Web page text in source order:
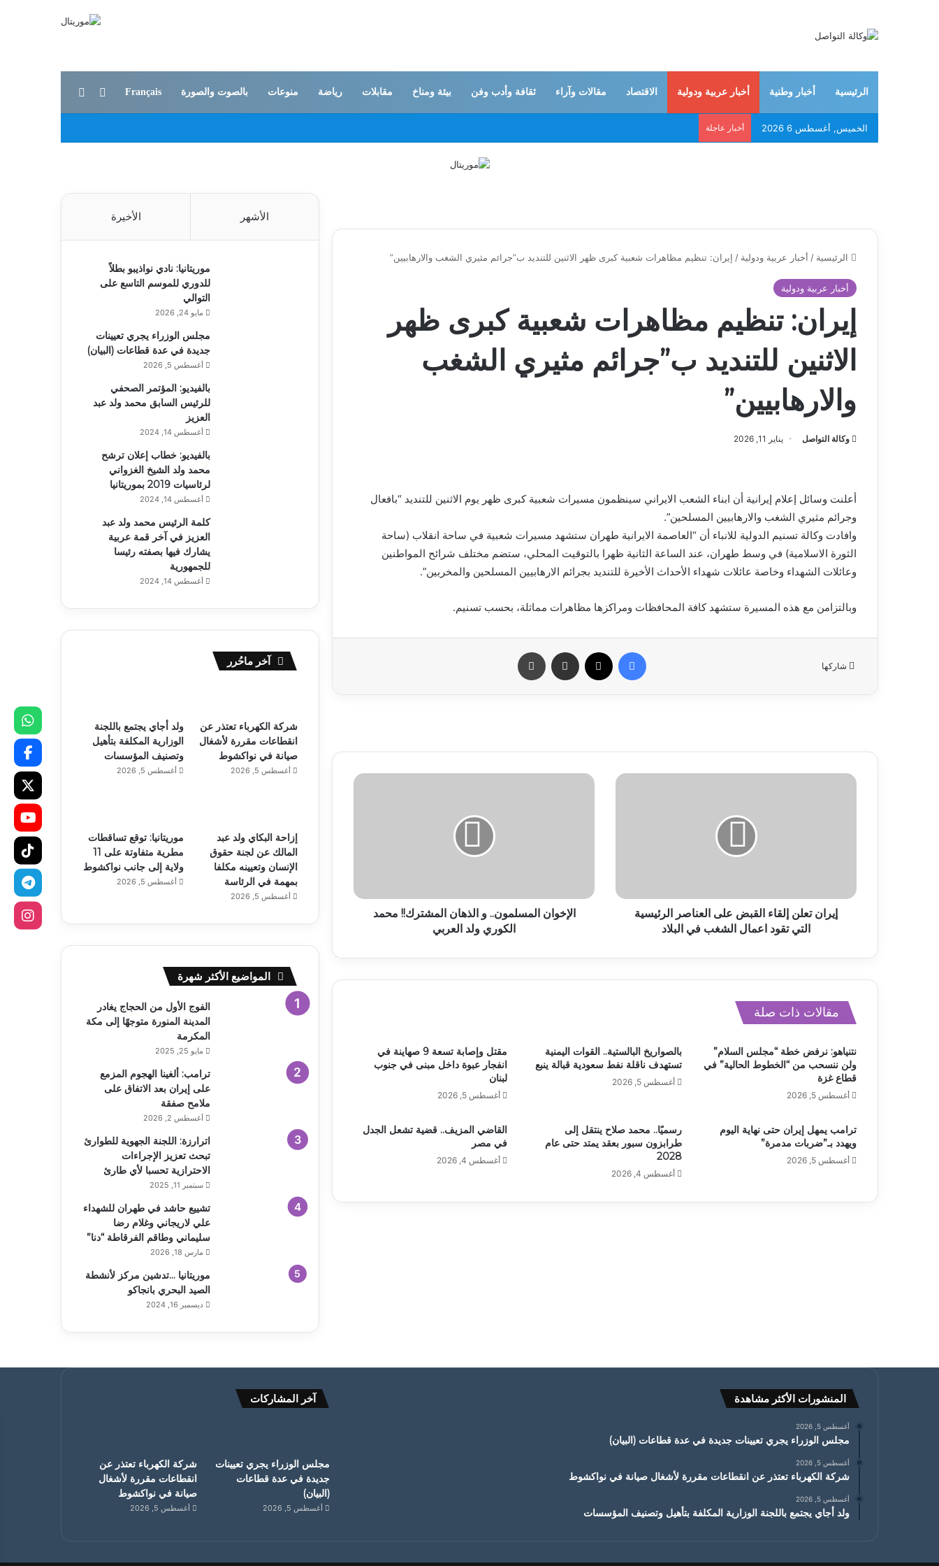
الرئيسية أخبار وطنية أخبار عربية ودولية الاقتصاد مقالات وآراء ثقافة وأدب وفن بيئة ومناخ مقابلات رياضة منوعات بالصوت والصورة Français الوضع المظلم
الخميس, أغسطس 6 2026 أخبار عاجلة
الرئيسية / أخبار عربية ودولية / إيران: تنظيم مظاهرات شعبية كبرى ظهر الاثنين للتنديد ب”جرائم مثيري الشغب والارهابيين”
أخبار عربية ودولية
إيران: تنظيم مظاهرات شعبية كبرى ظهر
الاثنين للتنديد ب”جرائم مثيري الشغب
والارهابيين”
وكالة التواصل يناير 11, 2026
أعلنت وسائل إعلام إيرانية أن ابناء الشعب الايراني سينظمون مسيرات شعبية كبرى ظهر يوم الاثنين للتنديد “بافعال
وجرائم مثيري الشغب والارهابيين المسلحين”.
وافادت وكالة تسنيم الدولية للانباء أن “العاصمة الايرانية طهران ستشهد مسيرات شعبية في ساحة انقلاب (ساحة
الثورة الاسلامية) في وسط طهران، عند الساعة الثانية ظهرا بالتوقيت المحلي، ستضم مختلف شرائح المواطنين
وعائلات الشهداء وخاصة عائلات شهداء الأحداث الأخيرة للتنديد بجرائم الارهابيين المسلحين والمخربين”.
وبالتزامن مع هذه المسيرة ستشهد كافة المحافظات ومراكزها مظاهرات مماثلة، بحسب تسنيم.
شاركها
فيسبوك مشاركة عبر البريد
إيران تعلن إلقاء القبض على العناصر الرئيسية
التي تقود اعمال الشغب في البلاد
الإخوان المسلمون.. و الذهان المشترك!! محمد
الكوري ولد العربي
مقالات ذات صلة
نتنياهو: نرفض خطة “مجلس السلام”
ولن ننسحب من “الخطوط الحالية” في
قطاع غزة
أغسطس 5, 2026
بالصواريخ البالستية.. القوات اليمنية
تستهدف ناقلة نفط سعودية قبالة ينبع
أغسطس 5, 2026
مقتل وإصابة تسعة 9 صهاينة في
انفجار عبوة داخل مبنى في جنوب
لبنان
أغسطس 5, 2026
ترامب يمهل إيران حتى نهاية اليوم
ويهدد بـ”ضربات مدمرة”
أغسطس 5, 2026
رسميًا.. محمد صلاح ينتقل إلى
طرابزون سبور بعقد يمتد حتى عام
2028
أغسطس 4, 2026
القاضي المزيف.. قضية تشعل الجدل
في مصر
أغسطس 4, 2026
الأشهر الأخيرة
موريتانيا: نادي نواذيبو بطلاً
للدوري للموسم التاسع على
التوالي
مايو 24, 2026
مجلس الوزراء يجري تعيينات
جديدة في عدة قطاعات (البيان)
أغسطس 5, 2026
بالفيديو: المؤتمر الصحفي
للرئيس السابق محمد ولد عبد
العزيز
أغسطس 14, 2024
بالفيديو: خطاب إعلان ترشح
محمد ولد الشيخ الغزواني
لرئاسيات 2019 بموريتانيا
أغسطس 14, 2024
كلمة الرئيس محمد ولد عبد
العزيز في آخر قمة عربية
يشارك فيها بصفته رئيسا
للجمهورية
أغسطس 14, 2024
آخر ماحُرر
شركة الكهرباء تعتذر عن
انقطاعات مقررة لأشغال
صيانة في نواكشوط
أغسطس 5, 2026
ولد أجاي يجتمع باللجنة
الوزارية المكلفة بتأهيل
وتصنيف المؤسسات
أغسطس 5, 2026
إزاحة البكاي ولد عبد
المالك عن لجنة حقوق
الإنسان وتعيينه مكلفا
بمهمة في الرئاسة
أغسطس 5, 2026
موريتانيا: توقع تساقطات
مطرية متفاوتة على 11
ولاية إلى جانب نواكشوط
أغسطس 5, 2026
المواضيع الأكثر شهرة
الفوج الأول من الحجاج يغادر
المدينة المنورة متوجهًا إلى مكة
المكرمة
مايو 25, 2025
ترامب: ألغينا الهجوم المزمع
على إيران بعد الاتفاق على
ملامح صفقة
أغسطس 2, 2026
اترارزة: اللجنة الجهوية للطوارئ
تبحث تعزيز الإجراءات
الاحترازية تحسبا لأي طارئ
سبتمبر 11, 2025
تشييع حاشد في طهران للشهداء
علي لاريجاني وغلام رضا
سليماني وطاقم الفرقاطة “دنا”
مارس 18, 2026
موريتانيا …تدشين مركز لأنشطة
الصيد البحري بانجاكو
ديسمبر 16, 2024
المنشورات الأكثر مشاهدة
أغسطس 5, 2026
مجلس الوزراء يجري تعيينات جديدة في عدة قطاعات (البيان)
أغسطس 5, 2026
شركة الكهرباء تعتذر عن انقطاعات مقررة لأشغال صيانة في نواكشوط
أغسطس 5, 2026
ولد أجاي يجتمع باللجنة الوزارية المكلفة بتأهيل وتصنيف المؤسسات
آخر المشاركات
مجلس الوزراء يجري تعيينات
جديدة في عدة قطاعات
(البيان)
أغسطس 5, 2026
شركة الكهرباء تعتذر عن
انقطاعات مقررة لأشغال
صيانة في نواكشوط
أغسطس 5, 2026